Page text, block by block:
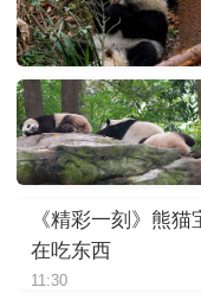
《精彩一刻》熊
在吃东西
11:30